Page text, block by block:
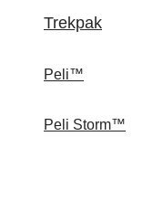
Trekpak
Peli™
Peli Storm™